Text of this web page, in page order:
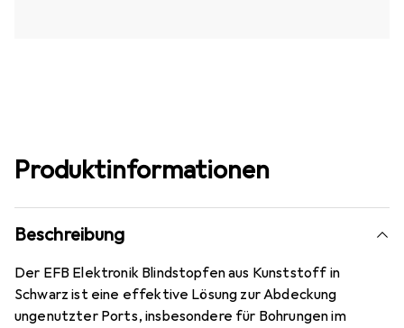
Produktinformationen
Beschreibung
Der EFB Elektronik Blindstopfen aus Kunststoff in
Schwarz ist eine effektive Lösung zur Abdeckung
ungenutzter Ports, insbesondere für Bohrungen im